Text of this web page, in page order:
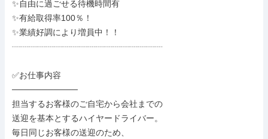
✨自由に過ごせる待機時間有
✨有給取得率100％！
✨業績好調により増員中！！
┈┈┈┈┈┈┈┈┈┈┈┈┈┈┈┈┈┈
✅お仕事内容
───────────
担当するお客様のご自宅から会社までの
送迎を基本とするハイヤードライバー。
毎日同じお客様の送迎のため、